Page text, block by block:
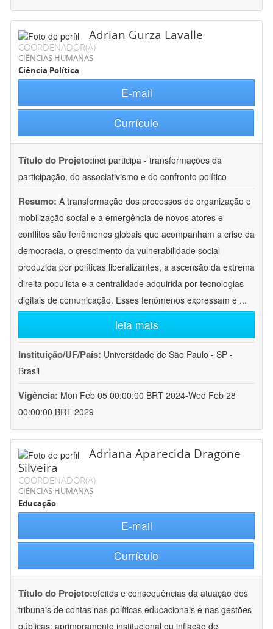
Adrian Gurza Lavalle
COORDENADOR(A)
CIÊNCIAS HUMANAS
Ciência Política
E-mail
Currículo
Título do Projeto:inct participa - transformações da
participação, do associativismo e do confronto político
Resumo: A transformação dos processos de organização e
mobilização social e a emergência de novos atores e
conflitos são fenômenos globais que acompanham a crise da
democracia, o crescimento da vulnerabilidade social
produzida por políticas liberalizantes, a ascensão da extrema
direita populista e a centralidade adquirida por tecnologias
digitais de comunicação. Esses fenômenos expressam e ...
leia mais
Instituição/UF/País: Universidade de São Paulo - SP -
Brasil
Vigência: Mon Feb 05 00:00:00 BRT 2024-Wed Feb 28
00:00:00 BRT 2029
Adriana Aparecida Dragone
Silveira
COORDENADOR(A)
CIÊNCIAS HUMANAS
Educação
E-mail
Currículo
Título do Projeto:efeitos e consequências da atuação dos
tribunais de contas nas políticas educacionais e nas gestões
públicas: aprimoramento institucional ou inflação de